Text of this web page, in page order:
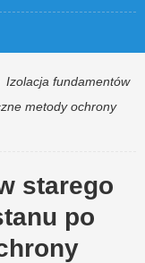
Izolacja fundamentów
metody ochrony
starego
po